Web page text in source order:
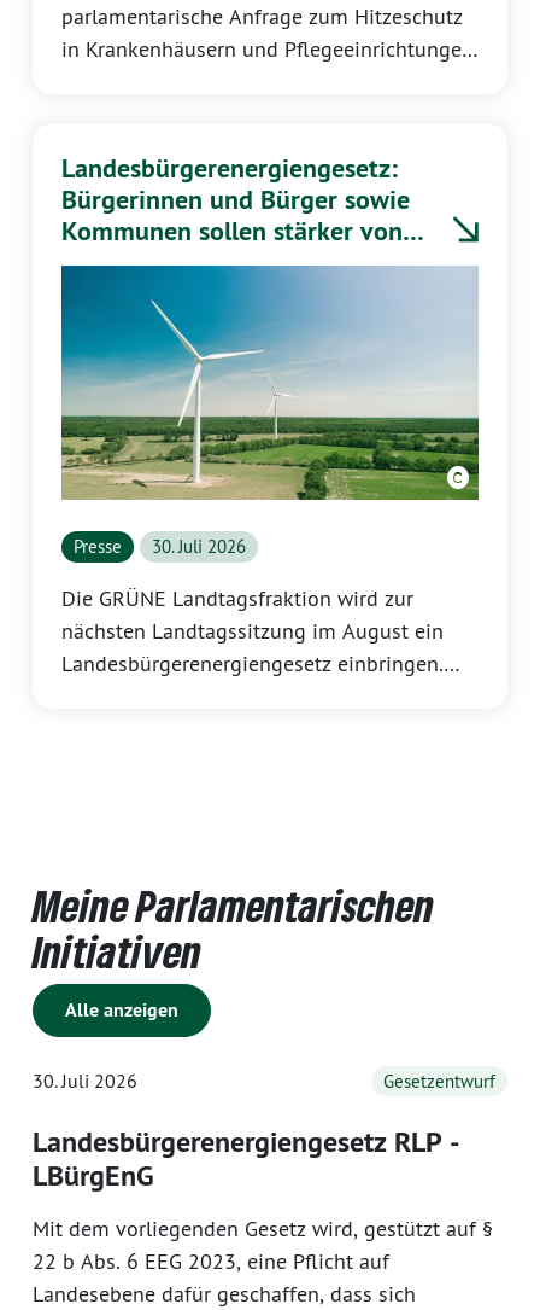
parlamentarische Anfrage zum Hitzeschutz
in Krankenhäusern und Pflegeeinrichtungen
Landesbürgerenergiengesetz:
Bürgerinnen und Bürger sowie
Kommunen sollen stärker von
Energiewende profitieren
Presse 30. Juli 2026
Die GRÜNE Landtagsfraktion wird zur
nächsten Landtagssitzung im August ein
Landesbürgerenergiengesetz einbringen.
Meine Parlamentarischen
Initiativen
Alle anzeigen
30. Juli 2026 Gesetzentwurf
Landesbürgerenergiengesetz RLP -
LBürgEnG
Mit dem vorliegenden Gesetz wird, gestützt auf §
22 b Abs. 6 EEG 2023, eine Pflicht auf
Landesebene dafür geschaffen, dass sich